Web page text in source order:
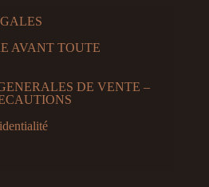
AVANT TOUTE
DE VENTE –